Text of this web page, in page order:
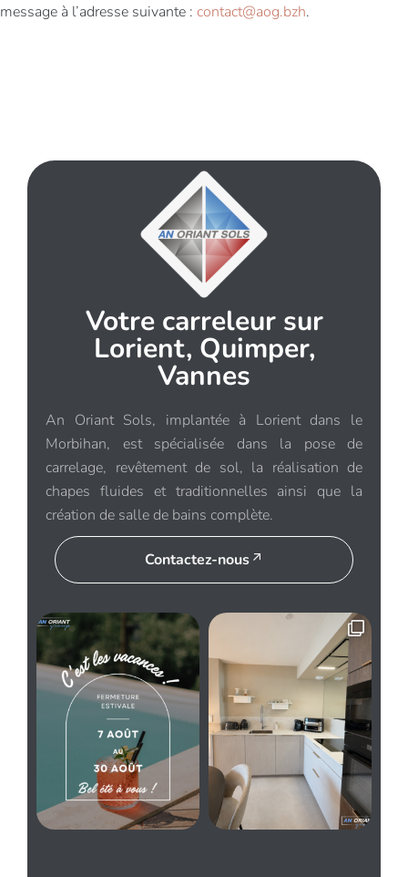
message à l’adresse suivante : contact@aog.bzh.
Votre carreleur sur
Lorient, Quimper,
Vannes
An Oriant Sols, implantée à Lorient dans le
Morbihan, est spécialisée dans la pose de
carrelage, revêtement de sol, la réalisation de
chapes fluides et traditionnelles ainsi que la
création de salle de bains complète.
Contactez-nous